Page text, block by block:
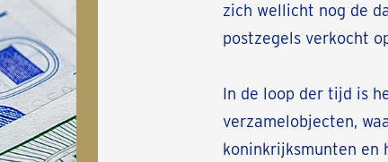
zich wellicht nog de
postzegels verkocht
In de loop der tijd is
verzamelobjecten,
koninkrijksmunten en